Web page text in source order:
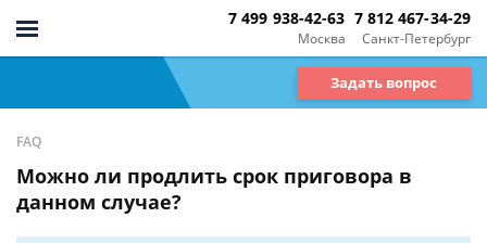
Москва
7 499 938-42-63
Санкт-Петербург
7 812 467-34-29
Задать вопрос
FAQ
Можно ли продлить срок приговора в
данном случае?